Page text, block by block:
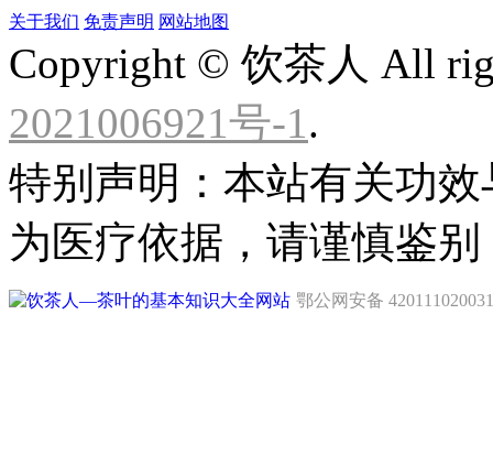
关于我们 免责声明 网站地图
Copyright © 饮茶人 All
2021006921号-1.
特别声明：本站有关功
为医疗依据，请谨慎鉴别
鄂公网安备